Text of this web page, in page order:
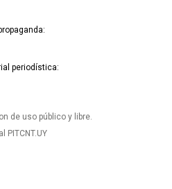
periodística:
de uso público y libre.
PITCNT.UY